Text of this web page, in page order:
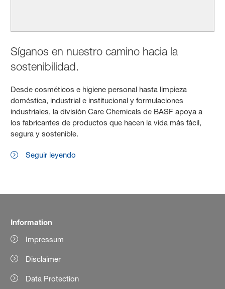
Síganos en nuestro camino hacia la
sostenibilidad.
Desde cosméticos e higiene personal hasta limpieza
doméstica, industrial e institucional y formulaciones
industriales, la división Care Chemicals de BASF apoya a
los fabricantes de productos que hacen la vida más fácil,
segura y sostenible.
Seguir leyendo
Information
Impressum
Disclaimer
Data Protection